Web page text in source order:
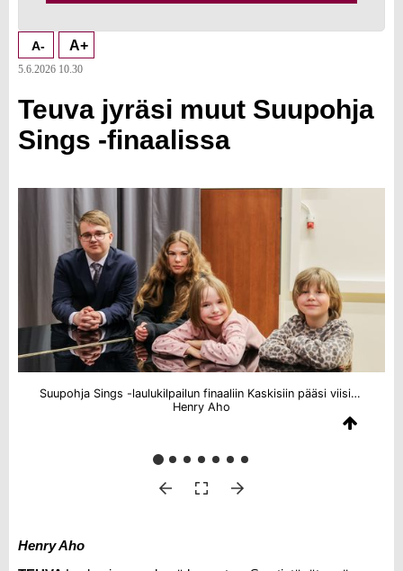
A- A+
5.6.2026 10.30
Teuva jyräsi muut Suupohja
Sings -finaalissa
Suupohja Sings -laulukilpailun finaaliin Kaskisiin pääsi viisi Teuvalaista laulajaa. Kuvassa heistä Otto Panttila, Leila Nisula, Saara Ristiluoma ja Eila Alasaari.
Henry Aho
Henry Aho